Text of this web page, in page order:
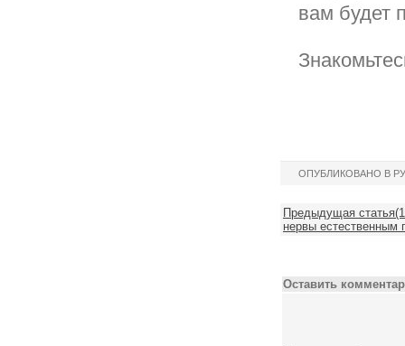
вам будет
ОПУБЛИКОВАНО В
Предыдущая
нервы естественным
Оставить